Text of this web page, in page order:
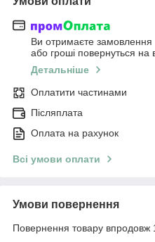
Ви отримаєте замовлення
або гроші повернуться на
Детальніше
Оплатити частинами
Післяплата
Оплата на рахунок
Всі умови оплати
Умови повернення
Повернення товару впродовж